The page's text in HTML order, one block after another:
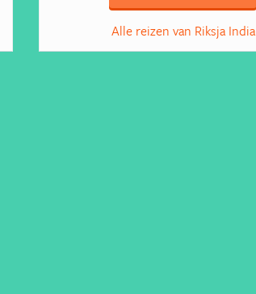
Alle reizen van Riksja India